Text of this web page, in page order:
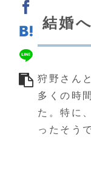
結婚
狩野さん
多くの時
た。特に
ったそう